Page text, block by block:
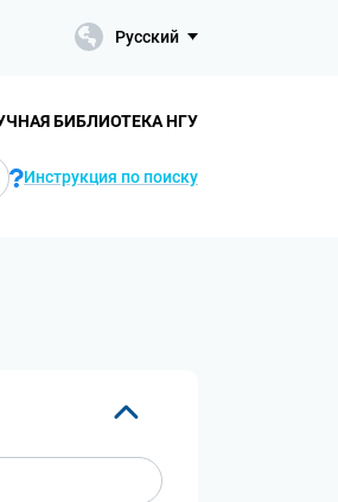
Русский
БИБЛИОТЕКА НГУ
Инструкция по поиску